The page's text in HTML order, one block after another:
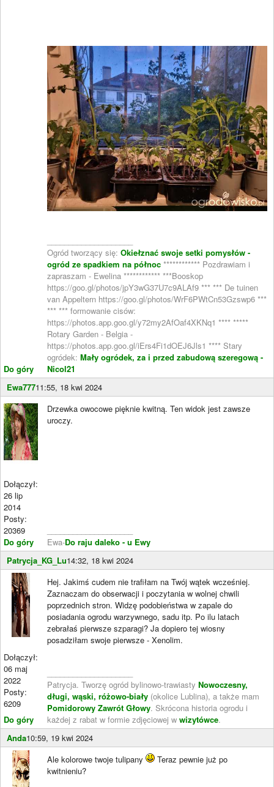
Do góry
Ogród tworzący się: Okiełznać swoje setki pomysłów -
ogród ze spadkiem na północ ************ Pozdrawiam i
zapraszam - Ewelina ************ ***Booskop
https://goo.gl/photos/jpY3wG37U7c9ALAf9 *** *** De tuinen
van Appeltern https://goo.gl/photos/WrF6PWtCn53Gzswp6 ***
*** *** formowanie cisów:
https://photos.app.goo.gl/y72my2AfOaf4XKNq1 **** *****
Rotary Garden - Belgia -
https://photos.app.goo.gl/iErs4Fi1dOEJ6Jls1 **** Stary
ogródek: Mały ogródek, za i przed zabudową szeregową -
Nicol21
Ewa77711:55, 18 kwi 2024
Dołączył:
26 lip
2014
Posty:
20369
Do góry
Drzewka owocowe pięknie kwitną. Ten widok jest zawsze
uroczy.
Ewa-Do raju daleko - u Ewy
Patrycja_KG_Lu14:32, 18 kwi 2024
Dołączył:
06 maj
2022
Posty:
6209
Do góry
Hej. Jakimś cudem nie trafiłam na Twój wątek wcześniej.
Zaznaczam do obserwacji i poczytania w wolnej chwili
poprzednich stron. Widzę podobieństwa w zapale do
posiadania ogrodu warzywnego, sadu itp. Po ilu latach
zebrałaś pierwsze szparagi? Ja dopiero tej wiosny
posadziłam swoje pierwsze - Xenolim.
Patrycja. Tworzę ogród bylinowo-trawiasty Nowoczesny,
długi, wąski, różowo-biały (okolice Lublina), a także mam
Pomidorowy Zawrót Głowy. Skrócona historia ogrodu i
każdej z rabat w formie zdjęciowej w wizytówce.
Anda10:59, 19 kwi 2024
Ale kolorowe twoje tulipany
Teraz pewnie już po
kwitnieniu?